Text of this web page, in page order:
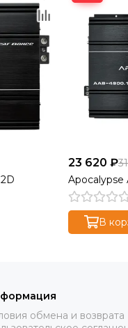
23 620 ₽
Apocalypse
В
обмена и возврата